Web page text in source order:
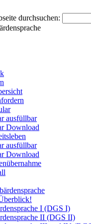
durchsuchen:
ausfüllbar
Download
ausfüllbar
Download
I (DGS I)
II (DGS II)